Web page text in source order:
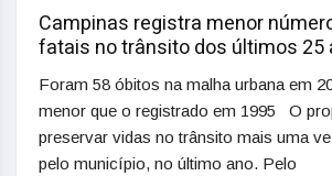
Campinas registra menor
fatais no trânsito dos últimos 25
Foram 58 óbitos na malha urbana em
menor que o registrado em 1995 O
preservar vidas no trânsito mais uma
pelo município, no último ano. Pelo